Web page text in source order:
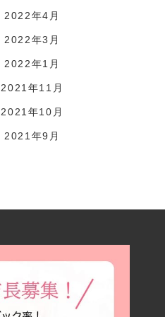
2022年4月
2022年3月
2022年1月
2021年11月
2021年10月
2021年9月